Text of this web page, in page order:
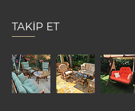
TAKİP ET